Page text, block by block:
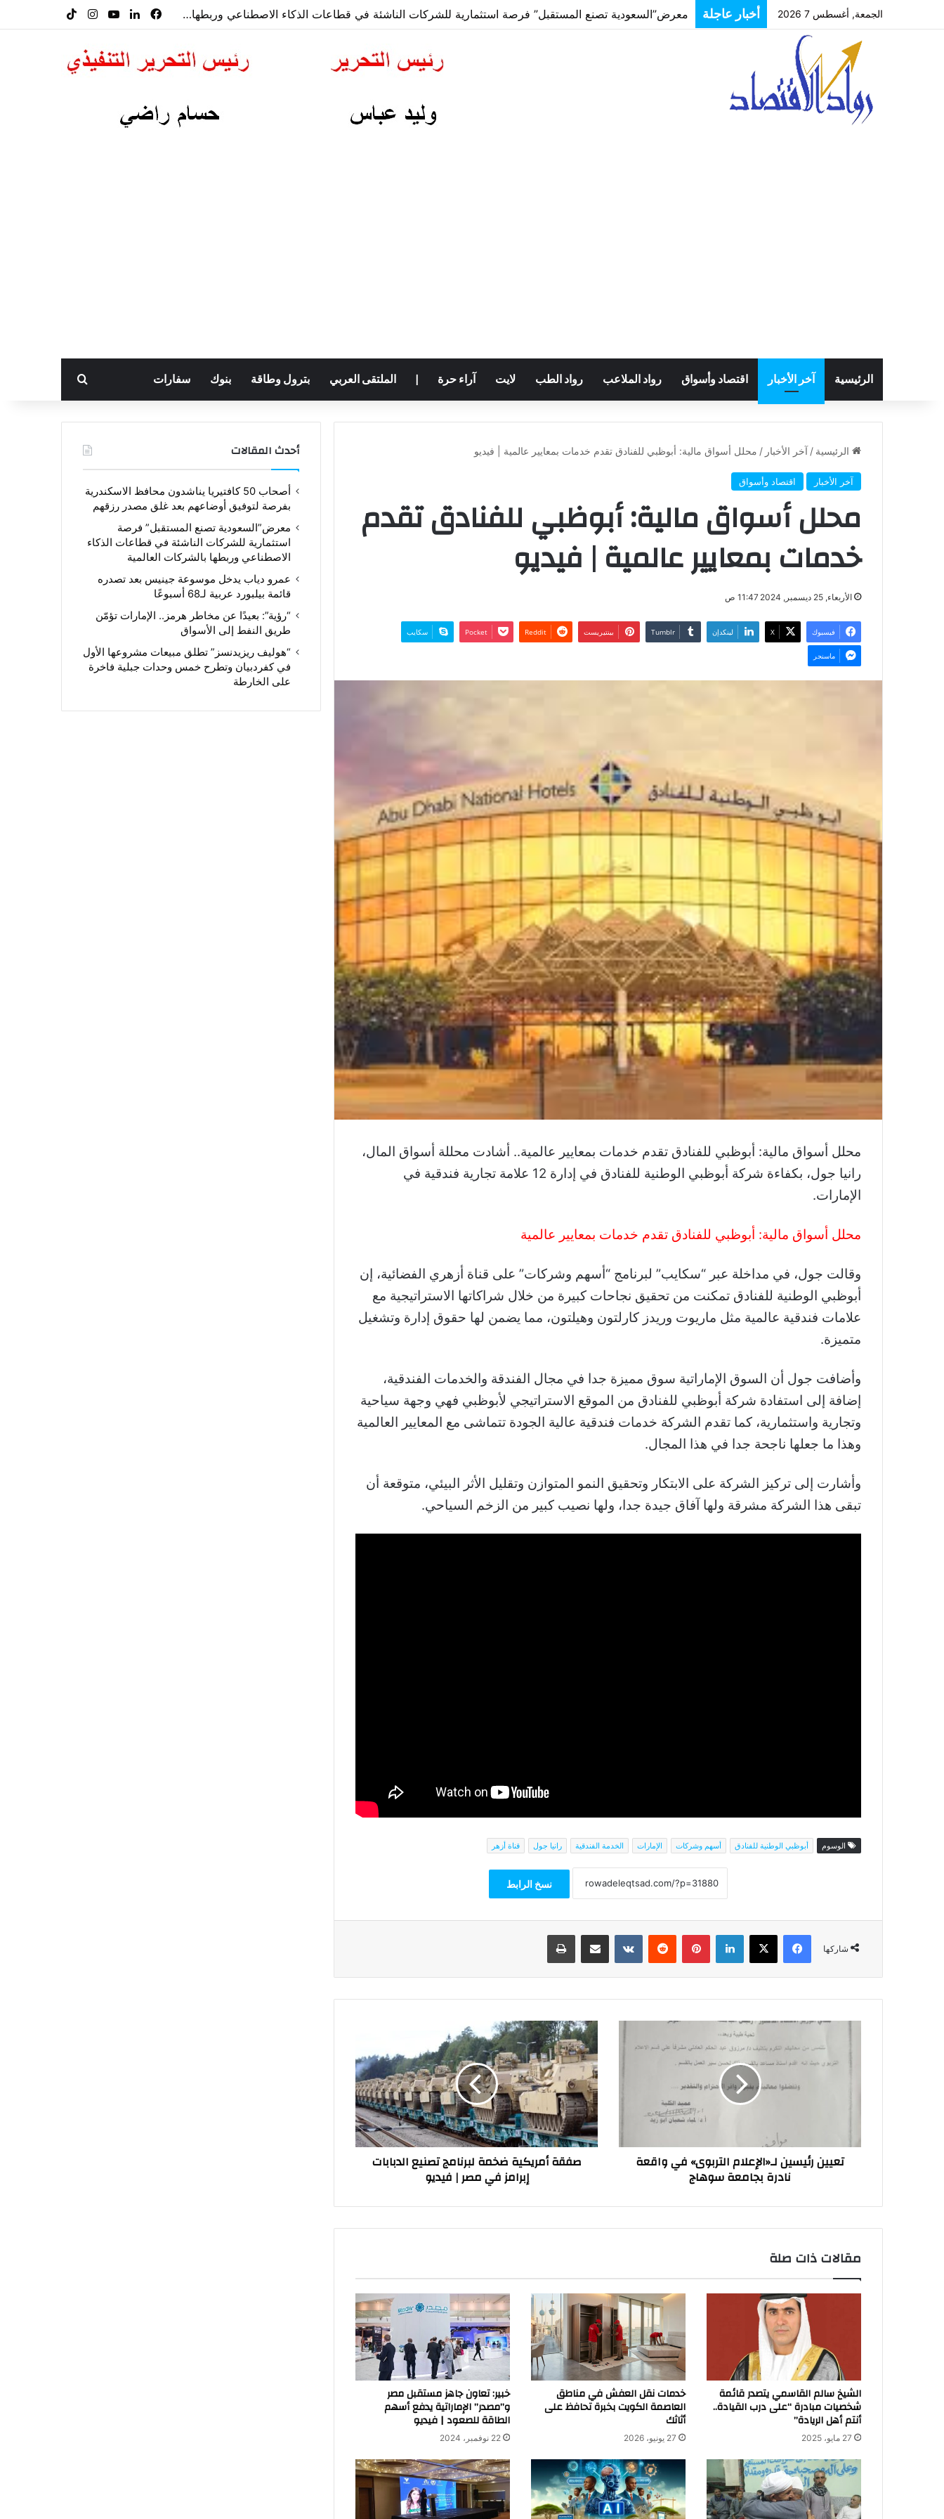
الجمعة, أغسطس 7 2026 أخبار عاجلة
فيسبوكلينكدإن‫YouTube
انستقرام
الرئيسية آخر الأخبار اقتصاد وأسواق رواد الملاعب رواد الطب لايت آراء حرة الملتقى العربي بترول وطاقة بنوك سفارات بحث عن
الرئيسية / آخر الأخبار / محلل أسواق مالية: أبوظبي للفنادق تقدم خدمات بمعايير عالمية | فيديو
آخر الأخبار اقتصاد وأسواق
محلل أسواق مالية: أبوظبي للفنادق تقدم
خدمات بمعايير عالمية | فيديو
الأربعاء, 25 ديسمبر, 2024 11:47 ص
فيسبوك ‫X لينكدإن بينتيريست ‫Pocket سكايب
ماسنجر
محلل أسواق مالية: أبوظبي للفنادق تقدم خدمات بمعايير عالمية.. أشادت محللة أسواق المال،
رانيا جول، بكفاءة شركة أبوظبي الوطنية للفنادق في إدارة 12 علامة تجارية فندقية في
الإمارات.
محلل أسواق مالية: أبوظبي للفنادق تقدم خدمات بمعايير عالمية
وقالت جول، في مداخلة عبر “سكايب” لبرنامج “أسهم وشركات” على قناة أزهري الفضائية، إن
أبوظبي الوطنية للفنادق تمكنت من تحقيق نجاحات كبيرة من خلال شراكاتها الاستراتيجية مع
علامات فندقية عالمية مثل ماريوت وريدز كارلتون وهيلتون، مما يضمن لها حقوق إدارة وتشغيل
متميزة.
وأضافت جول أن السوق الإماراتية سوق مميزة جدا في مجال الفندقة والخدمات الفندقية،
إضافة إلى استفادة شركة أبوظبي للفنادق من الموقع الاستراتيجي لأبوظبي فهي وجهة سياحية
وتجارية واستثمارية، كما تقدم الشركة خدمات فندقية عالية الجودة تتماشى مع المعايير العالمية
وهذا ما جعلها ناجحة جدا في هذا المجال.
وأشارت إلى تركيز الشركة على الابتكار وتحقيق النمو المتوازن وتقليل الأثر البيئي، متوقعة أن
تبقى هذا الشركة مشرقة ولها آفاق جيدة جدا، ولها نصيب كبير من الزخم السياحي.
الوسوم أبوظبي الوطنية للفنادق أسهم وشركات الإمارات الخدمة الفندقية رانيا جول قناة أزهر
نسخ الرابط
شاركها
فيسبوك‫X لينكدإن بينتيريست مشاركة عبر البريد طباعة
سوهاج
تعيين رئيسين لـ«الإعلام التربوى» في واقعة
نادرة بجامعة سوهاج
صفقة
أمريكية
ضخمة
لبرنامج
تصنيع
الدبابات
إبرامز
في
مصر
صفقة أمريكية ضخمة لبرنامج تصنيع الدبابات
إبرامز في مصر | فيديو
مقالات ذات صلة
الشيخ سالم القاسمي يتصدر قائمة
شخصيات مبادرة “على درب القيادة..
أنتم أهل الريادة”
27 مايو، 2025
خدمات نقل العفش في مناطق
العاصمة الكويت بخبرة تحافظ على
أثاثك
27 يونيو، 2026
خبير: تعاون جاهز مستقبل مصر
و”مصدر” الإماراتية يدفع أسهم
الطاقة للصعود | فيديو
22 نوفمبر، 2024
أحدث المقالات
أصحاب 50 كافتيريا يناشدون محافظ الاسكندرية
بفرصة لتوفيق أوضاعهم بعد غلق مصدر رزقهم
معرض”السعودية تصنع المستقبل” فرصة
استثمارية للشركات الناشئة في قطاعات الذكاء
الاصطناعي وربطها بالشركات العالمية
عمرو دياب يدخل موسوعة جينيس بعد تصدره
قائمة بيلبورد عربية لـ68 أسبوعًا
“رؤية”: بعيدًا عن مخاطر هرمز.. الإمارات تؤمّن
طريق النفط إلى الأسواق
“هوليف ريزيدنسز” تطلق مبيعات مشروعها الأول
في كفردبيان وتطرح خمس وحدات جبلية فاخرة
على الخارطة